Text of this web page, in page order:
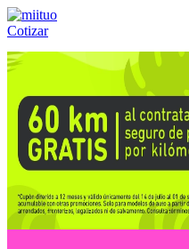
Cotizar
Llámanos al:(55) 84-21-05-00 ó